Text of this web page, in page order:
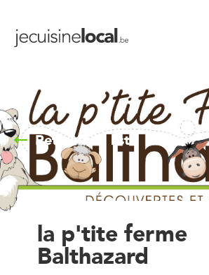
Retour à la liste
la p'tite ferme
Balthazard